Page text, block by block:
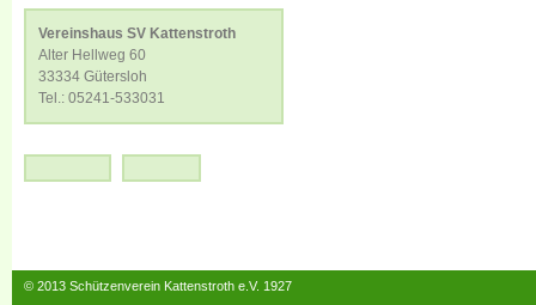
Vereinshaus SV Kattenstroth
Alter Hellweg 60
33334 Gütersloh
Tel.: 05241-533031
© 2013 Schützenverein Kattenstroth e.V. 1927